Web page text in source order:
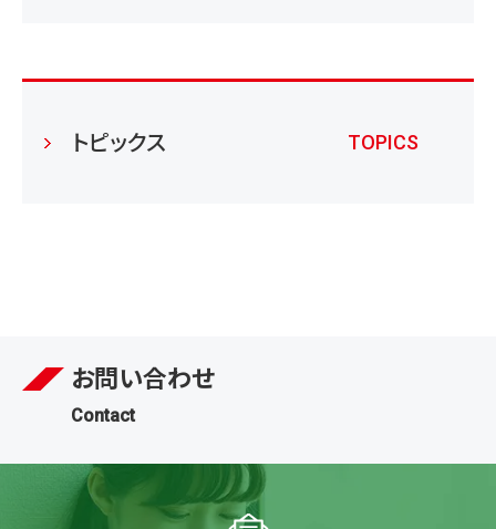
トピックス TOPICS
お問い合わせ
Contact